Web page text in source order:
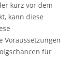
kurz vor dem
kann diese
Voraussetzungen
für